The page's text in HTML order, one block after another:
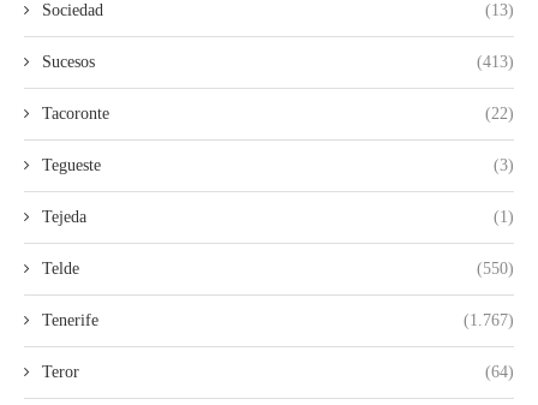
Sociedad (13)
Sucesos (413)
Tacoronte (22)
Tegueste (3)
Tejeda (1)
Telde (550)
Tenerife (1.767)
Teror (64)